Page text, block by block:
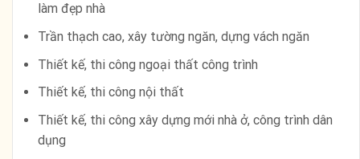
làm đẹp nhà
Trần thạch cao, xây tường ngăn, dựng vách ngăn
Thiết kế, thi công ngoại thất công trình
Thiết kế, thi công nội thất
Thiết kế, thi công xây dựng mới nhà ở, công trình dân
dụng